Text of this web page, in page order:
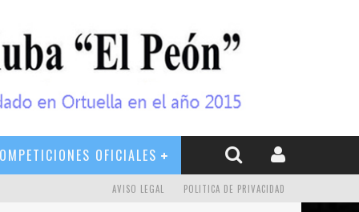
OFICIALES
AVISO LEGAL POLITICA DE PRIVACIDAD